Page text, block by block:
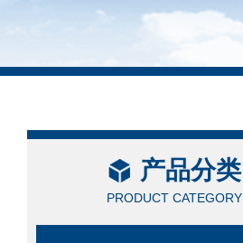
产品分类
PRODUCT CATEGORY